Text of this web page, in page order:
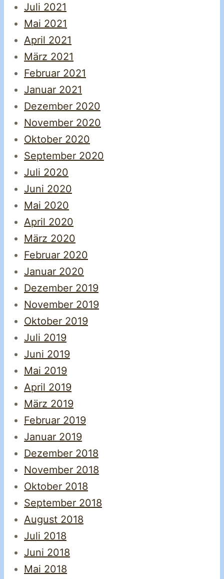
Juli 2021
Mai 2021
April 2021
März 2021
Februar 2021
Januar 2021
Dezember 2020
November 2020
Oktober 2020
September 2020
Juli 2020
Juni 2020
Mai 2020
April 2020
März 2020
Februar 2020
Januar 2020
Dezember 2019
November 2019
Oktober 2019
Juli 2019
Juni 2019
Mai 2019
April 2019
März 2019
Februar 2019
Januar 2019
Dezember 2018
November 2018
Oktober 2018
September 2018
August 2018
Juli 2018
Juni 2018
Mai 2018